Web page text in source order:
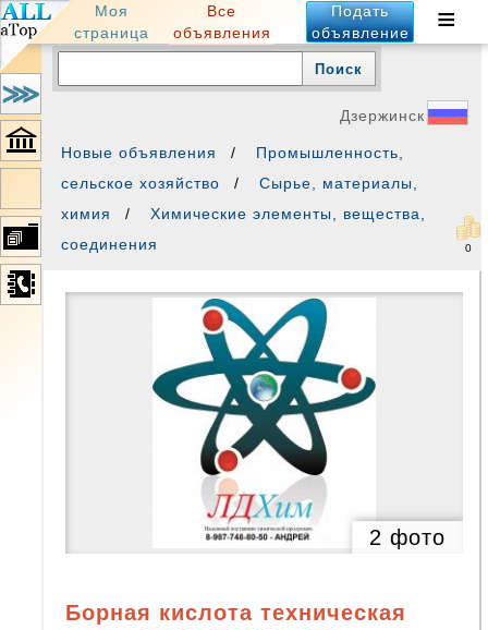
региональная
доска
объявлений
барахолка
интернет
частные
бесплатные
Моя
страница
Все
объявления
≡
Подать
объявление
⋙
×
Все
товаре
Дзержинск
Новые объявления
Промышленность,
сельское хозяйство
Сырье, материалы,
химия
Химические элементы, вещества,
соединения
2 фото
Борная кислота техническая
0